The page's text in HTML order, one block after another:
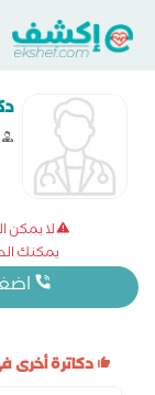
لا يمكن
يمكنك
دكاترة